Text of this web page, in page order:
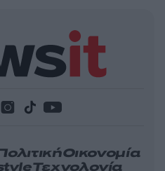
Οικονομία
Τεχνολογία